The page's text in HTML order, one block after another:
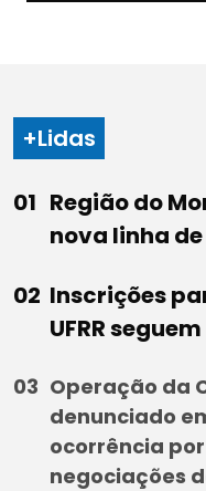
+Lidas
Região do
nova linha
Inscrições
UFRR
Operação da
denunciado
ocorrência
negociações